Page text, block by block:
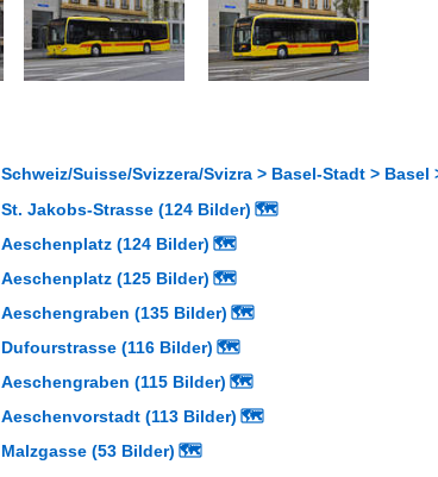
Schweiz/Suisse/Svizzera/Svizra > Basel-Stadt > Basel
St. Jakobs-Strasse (124 Bilder) 🗺
Aeschenplatz (124 Bilder) 🗺
Aeschenplatz (125 Bilder) 🗺
Aeschengraben (135 Bilder) 🗺
Dufourstrasse (116 Bilder) 🗺
Aeschengraben (115 Bilder) 🗺
Aeschenvorstadt (113 Bilder) 🗺
Malzgasse (53 Bilder) 🗺